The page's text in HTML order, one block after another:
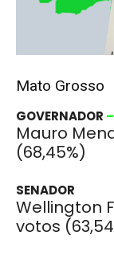
Mato Grosso
GOVERNADOR
Mauro
(68,45%)
SENADOR
Wellington
votos